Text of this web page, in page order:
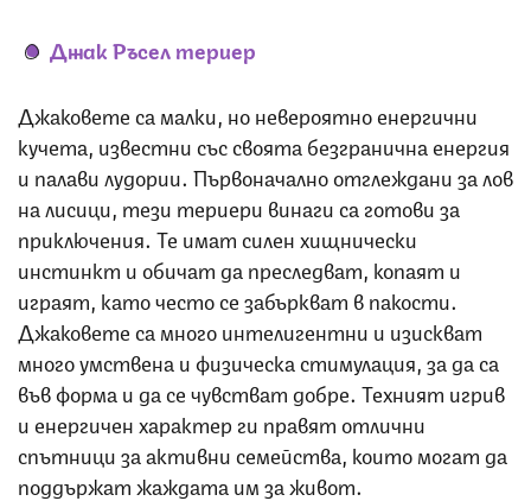
Джак Ръсел териер
Джаковете са малки, но невероятно енергични
кучета, известни със своята безгранична енергия
и палави лудории. Първоначално отглеждани за лов
на лисици, тези териери винаги са готови за
приключения. Те имат силен хищнически
инстинкт и обичат да преследват, копаят и
играят, като често се забъркват в пакости.
Джаковете са много интелигентни и изискват
много умствена и физическа стимулация, за да са
във форма и да се чувстват добре. Техният игрив
и енергичен характер ги правят отлични
спътници за активни семейства, които могат да
поддържат жаждата им за живот.